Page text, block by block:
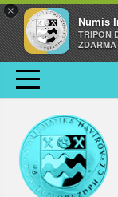
×
Numis
TRIPON